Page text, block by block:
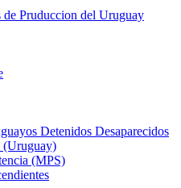
de Pruduccion del Uruguay
Detenidos Desaparecidos
(Uruguay)
(MPS)